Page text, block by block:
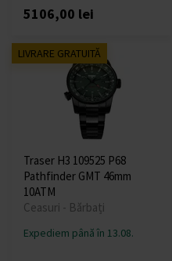
5106,00 lei
LIVRARE GRATUITĂ
Traser H3 109525 P68
Pathfinder GMT 46mm
10ATM
Ceasuri - Bărbați
Expediem până în 13.08.